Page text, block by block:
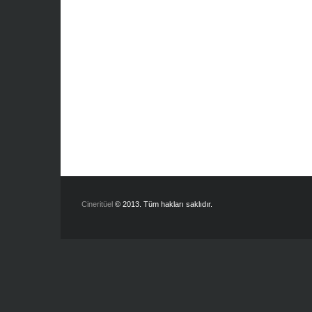
Cineritüel © 2013. Tüm hakları saklıdır.